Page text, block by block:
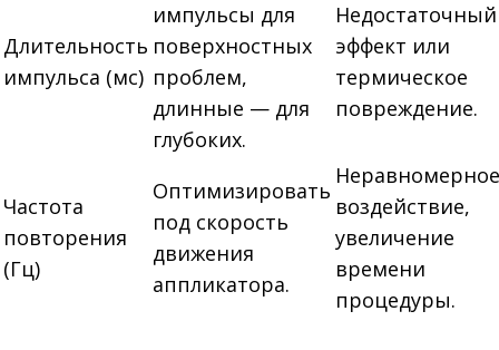
Длительность
импульса (мс)
импульсы для
поверхностных
проблем,
длинные — для
глубоких.
Недостаточный
эффект или
термическое
повреждение.
Частота
повторения
(Гц)
Оптимизировать
под скорость
движения
аппликатора.
Неравномерное
воздействие,
увеличение
времени
процедуры.